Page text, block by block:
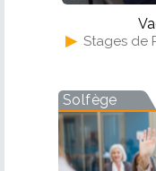
▶ Stages de
Solfège